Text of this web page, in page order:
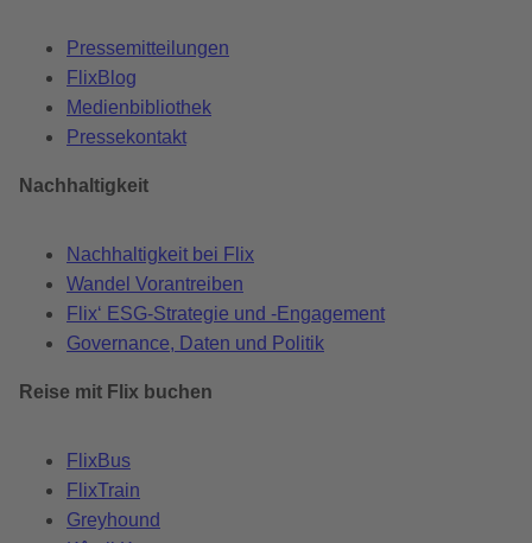
Pressemitteilungen
FlixBlog
Medienbibliothek
Pressekontakt
Nachhaltigkeit
Nachhaltigkeit bei Flix
Wandel Vorantreiben
Flix‘ ESG-Strategie und -Engagement
Governance, Daten und Politik
Reise mit Flix buchen
FlixBus
FlixTrain
Greyhound